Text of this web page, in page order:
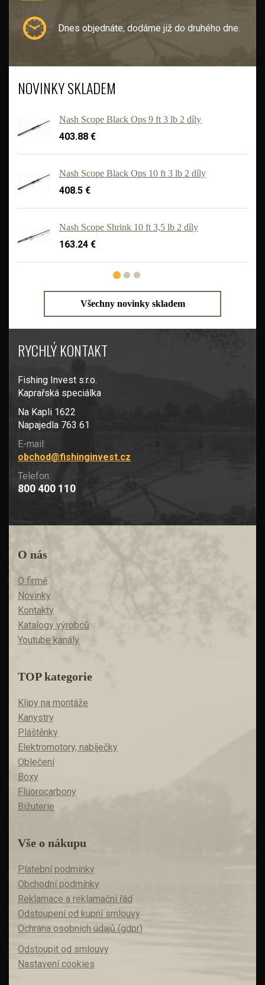
Dnes objednáte, dodáme již do druhého dne.
NOVINKY SKLADEM
Nash Scope Black Ops 9 ft 3 lb 2 díly
403.88 €
Nash Scope Black Ops 10 ft 3 lb 2 díly
408.5 €
Nash Scope Shrink 10 ft 3,5 lb 2 díly
163.24 €
Všechny novinky skladem
RYCHLÝ KONTAKT
Fishing Invest s.r.o.
Kaprařská speciálka
Na Kapli 1622
Napajedla 763 61
E-mail:
obchod@fishinginvest.cz
Telefon:
800 400 110
O nás
O firmě
Novinky
Kontakty
Katalogy výrobců
Youtube kanály
TOP kategorie
Klipy na montáže
Kanystry
Pláštěnky
Elektromotory, nabíječky
Oblečení
Boxy
Fluorocarbony
Bižuterie
Vše o nákupu
Platební podmínky
Obchodní podmínky
Reklamace a reklamační řád
Odstoupení od kupní smlouvy
Ochrana osobních údajů (gdpr)
Odstoupit od smlouvy
Nastavení cookies